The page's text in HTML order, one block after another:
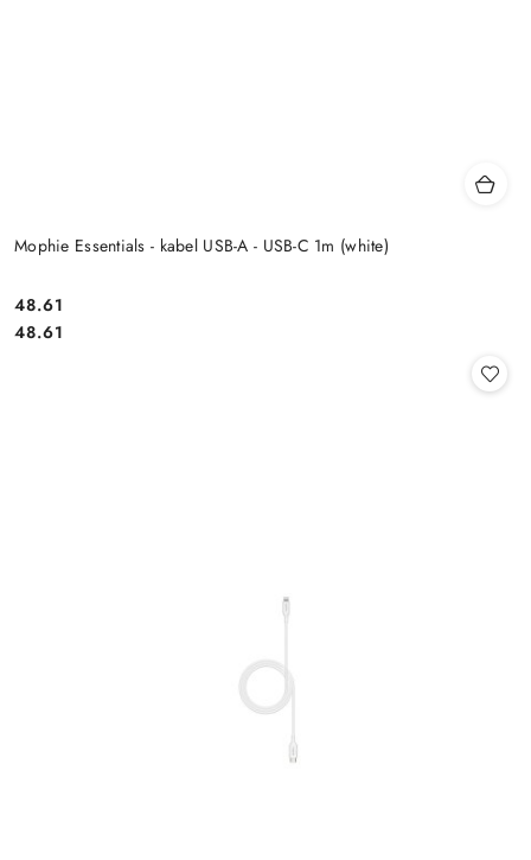
Mophie Essentials - kabel USB-A - USB-C 1m (white)
Cena:
48.61
Cena:
48.61